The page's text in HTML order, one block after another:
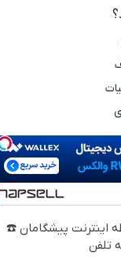
قسطه اینترنت پیشگامان ☎️
تلفن